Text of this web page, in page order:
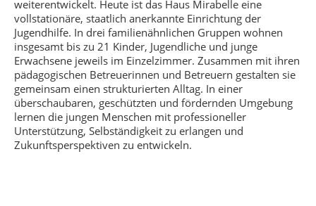
weiterentwickelt. Heute ist das Haus Mirabelle eine
vollstationäre, staatlich anerkannte Einrichtung der
Jugendhilfe. In drei familienähnlichen Gruppen wohnen
insgesamt bis zu 21 Kinder, Jugendliche und junge
Erwachsene jeweils im Einzelzimmer. Zusammen mit ihren
pädagogischen Betreuerinnen und Betreuern gestalten sie
gemeinsam einen strukturierten Alltag. In einer
überschaubaren, geschützten und fördernden Umgebung
lernen die jungen Menschen mit professioneller
Unterstützung, Selbständigkeit zu erlangen und
Zukunftsperspektiven zu entwickeln.